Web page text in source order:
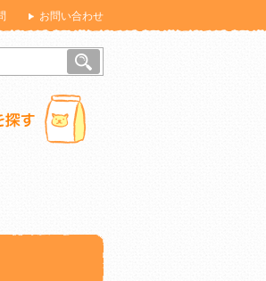
お問い合わせ